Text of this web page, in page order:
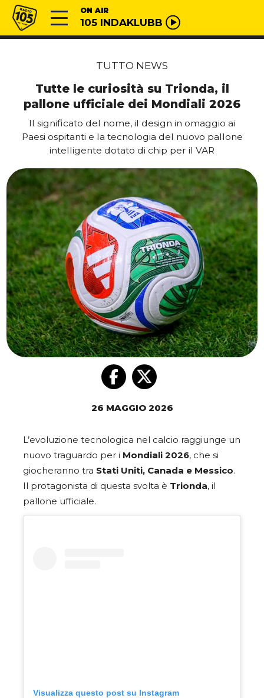
Vai al contenuto
Radio 105 ON AIR
105 INDAKLUBB
TUTTO NEWS
Tutte le curiosità su Trionda, il
pallone ufficiale dei Mondiali 2026
Il significato del nome, il design in omaggio ai
Paesi ospitanti e la tecnologia del nuovo pallone
intelligente dotato di chip per il VAR
26 MAGGIO 2026
L’evoluzione tecnologica nel calcio raggiunge un
nuovo traguardo per i Mondiali 2026, che si
giocheranno tra Stati Uniti, Canada e Messico.
Il protagonista di questa svolta è Trionda, il
pallone ufficiale.
Visualizza questo post su Instagram